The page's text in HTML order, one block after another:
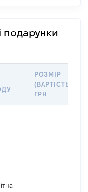
подарунки
РОЗМІР
(ВАРТІСТЬ),
ГРН